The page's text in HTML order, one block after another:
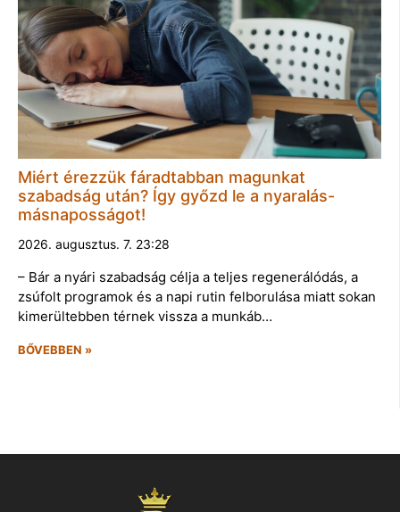
Miért érezzük fáradtabban magunkat
szabadság után? Így győzd le a nyaralás-
másnaposságot!
2026. augusztus. 7. 23:28
– Bár a nyári szabadság célja a teljes regenerálódás, a
zsúfolt programok és a napi rutin felborulása miatt sokan
kimerültebben térnek vissza a munkáb…
BŐVEBBEN »